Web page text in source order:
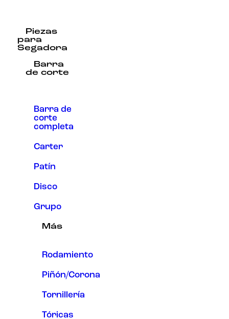
Piezas
para
Segadora
Barra
de corte
Barra de
corte
completa
Carter
Patín
Disco
Grupo
Más
Rodamiento
Piñón/Corona
Tornillería
Tóricas